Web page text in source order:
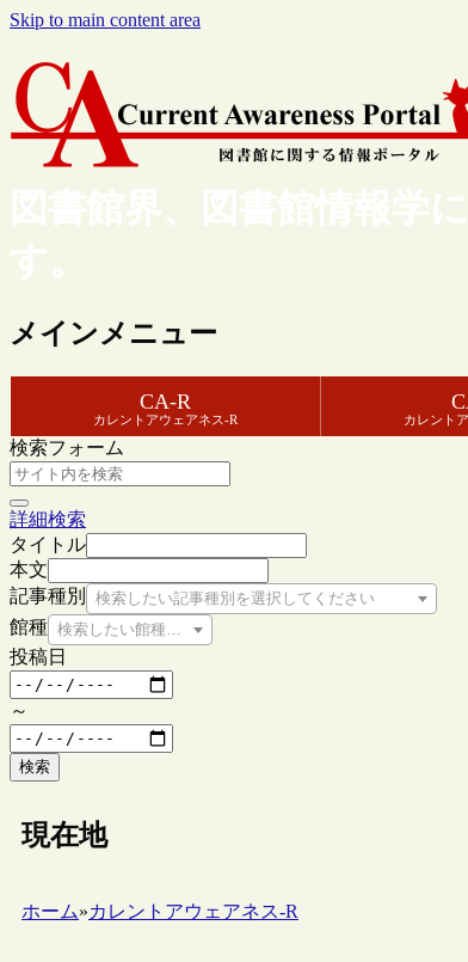
Skip to main content area
図書館界、図書館情報学
す。
メインメニュー
CA-R
カレントアウェアネス-R カレント
検索フォーム
詳細検索
タイトル
本文
記事種別
検索したい記事種別を選択してください
館種 検索したい館種を選択してください
投稿日
～
検索
現在地
ホーム»カレントアウェアネス-R